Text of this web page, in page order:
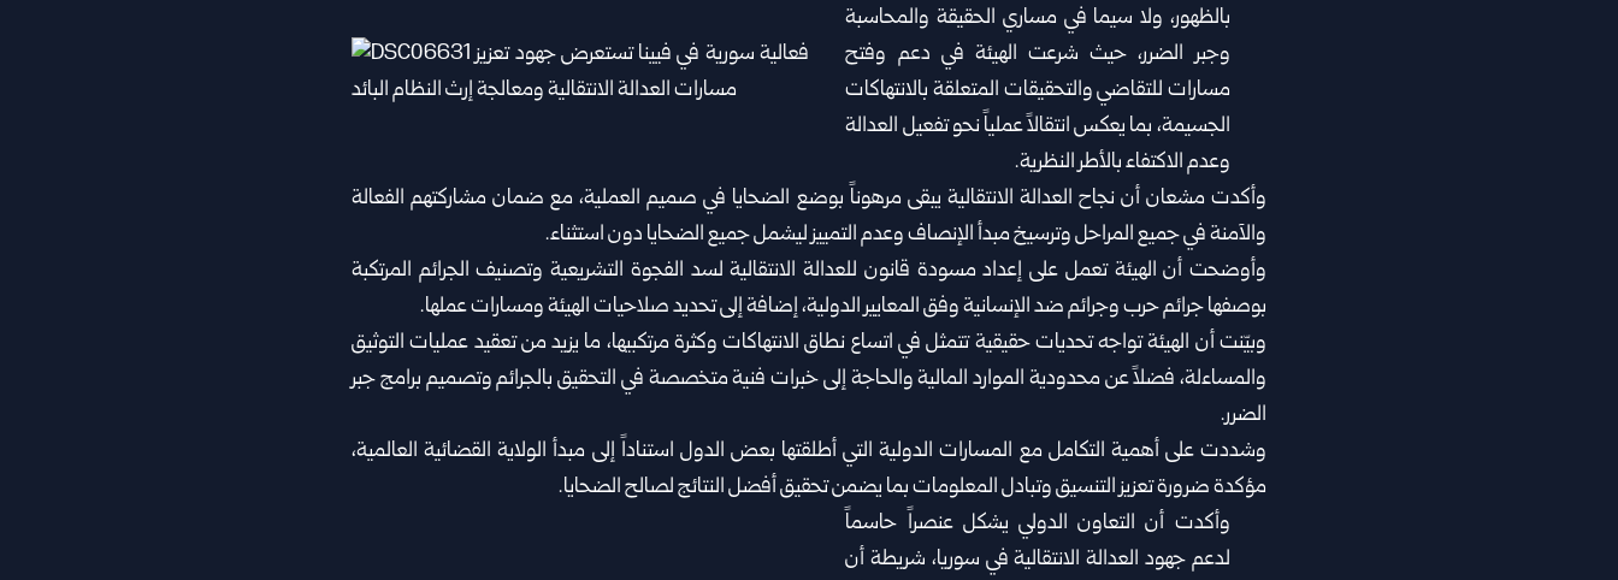
بالظهور، ولا سيما في ‏مساري الحقيقة والمحاسبة
وجبر الضرر، حيث شرعت الهيئة في دعم وفتح
‏مسارات للتقاضي والتحقيقات المتعلقة بالانتهاكات
الجسيمة، بما يعكس انتقالاً ‏عملياً نحو تفعيل العدالة
وعدم الاكتفاء بالأطر النظرية.
وأكدت مشعان أن نجاح العدالة الانتقالية يبقى مرهوناً بوضع الضحايا في ‏صميم العملية، مع ضمان مشاركتهم الفعالة
والآمنة في جميع المراحل ‏وترسيخ مبدأ الإنصاف وعدم التمييز ليشمل جميع الضحايا دون استثناء.
وأوضحت أن الهيئة تعمل على إعداد مسودة قانون للعدالة الانتقالية لسد ‏الفجوة التشريعية وتصنيف الجرائم المرتكبة
بوصفها جرائم حرب وجرائم ‏ضد الإنسانية وفق المعايير الدولية، إضافة إلى تحديد صلاحيات الهيئة ‏ومسارات عملها.
وبيّنت أن الهيئة تواجه تحديات حقيقية تتمثل في اتساع نطاق الانتهاكات ‏وكثرة مرتكبيها، ما يزيد من تعقيد عمليات التوثيق
والمساءلة، فضلاً عن ‏محدودية الموارد المالية والحاجة إلى خبرات فنية متخصصة في التحقيق ‏بالجرائم وتصميم برامج جبر
الضرر.
وشددت على أهمية التكامل مع المسارات الدولية التي أطلقتها بعض الدول ‏استناداً إلى مبدأ الولاية القضائية العالمية،
مؤكدة ضرورة تعزيز التنسيق ‏وتبادل المعلومات بما يضمن تحقيق أفضل النتائج لصالح الضحايا.
وأكدت أن التعاون الدولي يشكل عنصراً حاسماً
لدعم جهود العدالة الانتقالية ‏في سوريا، شريطة أن